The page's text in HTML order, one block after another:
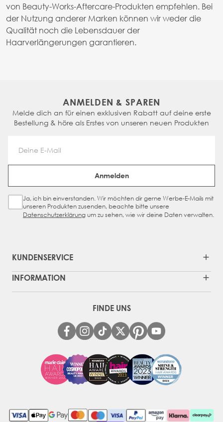
von Beauty-Works-Aftercare-Produkten empfehlen. Bei
der Nutzung anderer Marken können wir weder die
Qualität noch die Lebensdauer der
Haarverlängerungen garantieren.
ANMELDEN & SPAREN
Melde dich an für einen exklusiven Rabatt auf deine erste
Bestellung & höre als Erstes von unseren neuen Produkten
Email Address
Anmelden
Sign Up Checkbox
Ja, ich bin einverstanden. Wir möchten dir gerne Werbe-E-Mails mit
unseren Produkten zusenden, beachte bitte unsere
Datenschutzerklärungum zu sehen, wie wir deine Daten verwalten.
KUNDENSERVICE
INFORMATION
FINDE UNS